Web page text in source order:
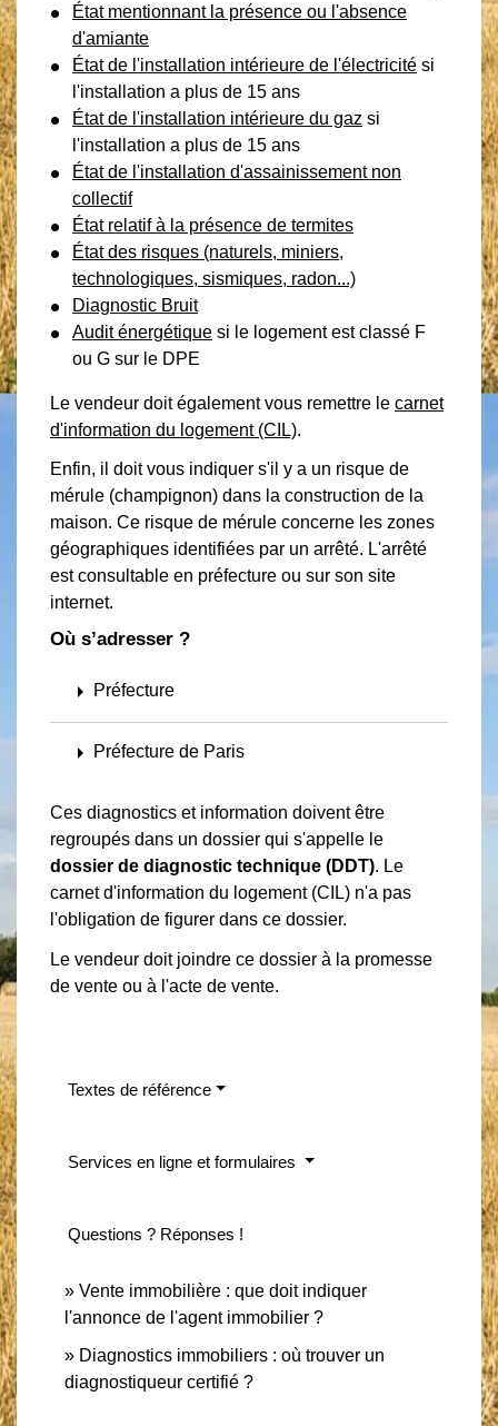
État mentionnant la présence ou l'absence
d'amiante
État de l'installation intérieure de l'électricité si
l'installation a plus de 15 ans
État de l'installation intérieure du gaz si
l'installation a plus de 15 ans
État de l'installation d'assainissement non
collectif
État relatif à la présence de termites
État des risques (naturels, miniers,
technologiques, sismiques, radon...)
Diagnostic Bruit
Audit énergétique si le logement est classé F
ou G sur le DPE
Le vendeur doit également vous remettre le carnet
d'information du logement (CIL).
Enfin, il doit vous indiquer s'il y a un risque de
mérule (champignon) dans la construction de la
maison. Ce risque de mérule concerne les zones
géographiques identifiées par un arrêté. L'arrêté
est consultable en préfecture ou sur son site
internet.
Où s’adresser ?
arrow_right Préfecture
arrow_right Préfecture de Paris
Ces diagnostics et information doivent être
regroupés dans un dossier qui s'appelle le
dossier de diagnostic technique (DDT). Le
carnet d'information du logement (CIL) n'a pas
l'obligation de figurer dans ce dossier.
Le vendeur doit joindre ce dossier à la promesse
de vente ou à l'acte de vente.
Textes de référence
Services en ligne et formulaires
Questions ? Réponses !
Vente immobilière : que doit indiquer
l'annonce de l'agent immobilier ?
Diagnostics immobiliers : où trouver un
diagnostiqueur certifié ?